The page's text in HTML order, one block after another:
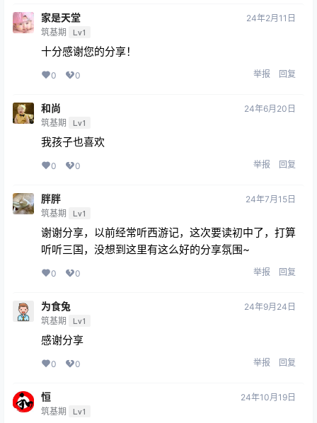
家是天堂
筑基期 Lv1
24年2月11日
十分感谢您的分享！
0 0 举报 回复
和尚
筑基期 Lv1
24年6月20日
我孩子也喜欢
0 0 举报 回复
胖胖
筑基期 Lv1
24年7月15日
谢谢分享，以前经常听西游记，这次要读初中了，打算
听听三国，没想到这里有这么好的分享氛围~
0 0 举报 回复
为食兔
筑基期 Lv1
24年9月24日
感谢分享
0 0 举报 回复
恒
筑基期 Lv1
24年10月19日